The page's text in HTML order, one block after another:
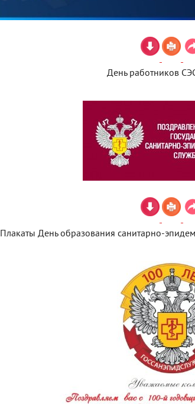
День работников
Плакаты День образования санитарно-